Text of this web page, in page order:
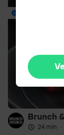
Brunch
24 min ·